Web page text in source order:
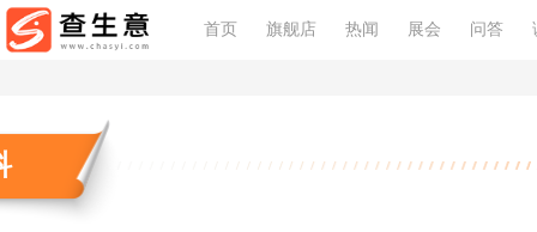
首页 旗舰店 热闻 展会 问答